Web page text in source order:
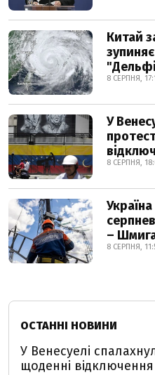
Китай
8 СЕРПНЯ,
У
8 СЕРПНЯ,
–
8 СЕРПНЯ,
ОСТАННІ НОВИНИ
У Венесуелі
щоденні відключення